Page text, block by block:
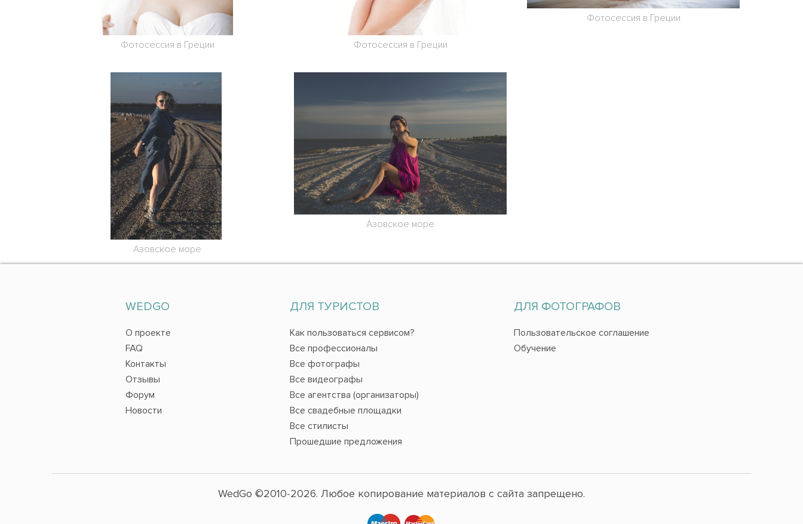
Фотосессия в Греции Фотосессия в Греции
Фотосессия в Греции
Азовское море
Азовское море
WEDGO
О проекте
FAQ
Контакты
Отзывы
Форум
Новости
ДЛЯ ТУРИСТОВ
Как пользоваться сервисом?
Все профессионалы
Все фотографы
Все видеографы
Все агентства (организаторы)
Все свадебные площадки
Все стилисты
Прошедшие предложения
ДЛЯ ФОТОГРАФОВ
Пользовательское соглашение
Обучение
WedGo ©2010-2026. Любое копирование материалов с сайта запрещено.